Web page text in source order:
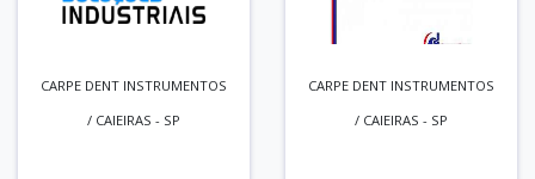
CARPE DENT INSTRUMENTOS
/ CAIEIRAS - SP
CARPE DENT INSTRUMENTOS
/ CAIEIRAS - SP